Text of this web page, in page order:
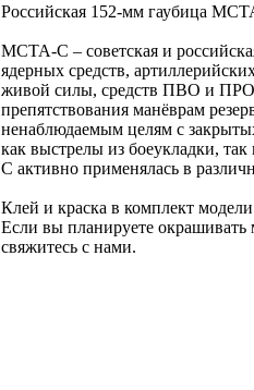
Российская 152-мм гаубица
МСТА-С – советская и
ядерных средств,
живой силы, средств ПВО и ПРО,
препятствования манёврам
ненаблюдаемым целям с
как выстрелы из боеукладки,
С активно применялась в
Клей и краска в комплект
Если вы планируете окрашивать
свяжитесь с нами.